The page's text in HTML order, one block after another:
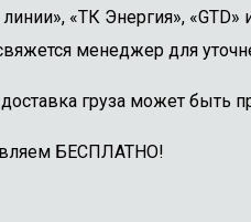
«ТК Энергия»,
менеджер для
груза может быть
БЕСПЛАТНО!